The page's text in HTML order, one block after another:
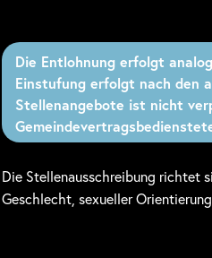
Die Entlohnung erfolgt
Einstufung erfolgt nach den
Stellenangebote ist nicht
Die Stellenausschreibung richtet
Geschlecht, sexueller